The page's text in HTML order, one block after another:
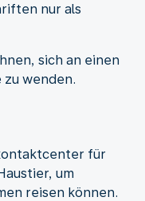
nur als
sich an einen
wenden.
für
um
reisen können.